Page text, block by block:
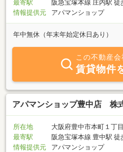
最寄駅
阪急宝塚本線 庄内駅 徒
情報提供元
アパマンショップ
年中無休（年末年始定休日あり）
この不動産
賃貸物件
アパマンショップ豊中店 株
所在地
大阪府豊中市本町１丁
最寄駅
阪急宝塚本線 豊中駅 徒
情報提供元
アパマンショップ